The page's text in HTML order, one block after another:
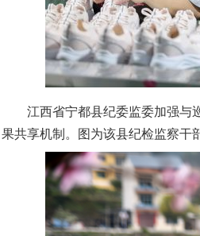
江西省宁都县纪委监委加强与巡
果共享机制。图为该县纪检监察干
千年窑火 生生不息